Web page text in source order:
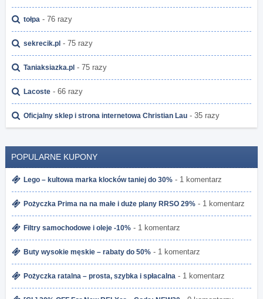
tołpa - 76 razy
sekrecik.pl - 75 razy
Taniaksiazka.pl - 75 razy
Lacoste - 66 razy
Oficjalny sklep i strona internetowa Christian Lau - 35 razy
POPULARNE KUPONY
Lego – kultowa marka klocków taniej do 30% - 1 komentarz
Pożyczka Prima na na małe i duże plany RRSO 29% - 1 komentarz
Filtry samochodowe i oleje -10% - 1 komentarz
Buty wysokie męskie – rabaty do 50% - 1 komentarz
Pożyczka ratalna – prosta, szybka i spłacalna - 1 komentarz